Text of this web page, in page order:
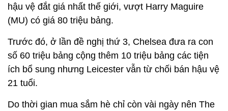
hậu vệ đắt giá nhất thế giới, vượt Harry Maguire
(MU) có giá 80 triệu bảng.
Trước đó, ở lần đề nghị thứ 3, Chelsea đưa ra con
số 60 triệu bảng cộng thêm 10 triệu bảng các tiện
ích bổ sung nhưng Leicester vẫn từ chối bán hậu vệ
21 tuổi.
Do thời gian mua sắm hè chỉ còn vài ngày nên The